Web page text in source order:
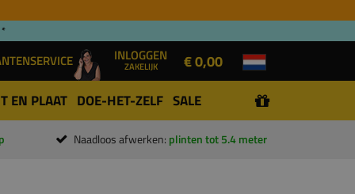
INLOGGEN
ZAKELIJK € 0,00
EN PLAAT DOE-HET-ZELF SALE
Naadloos afwerken: plinten tot 5.4 meter